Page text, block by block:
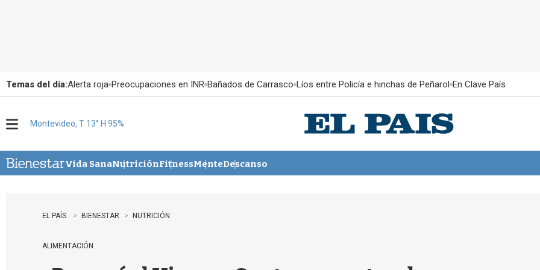
Temas del día:Alerta roja Preocupaciones en INR Bañados de Carrasco Líos entre Policía e hinchas de Peñarol En Clave País
u
Montevideo, T 13° H 95%
Vida SanaNutriciónFitnessMenteDescanso
EL PAÍS BIENESTAR NUTRICIÓN
ALIMENTACIÓN